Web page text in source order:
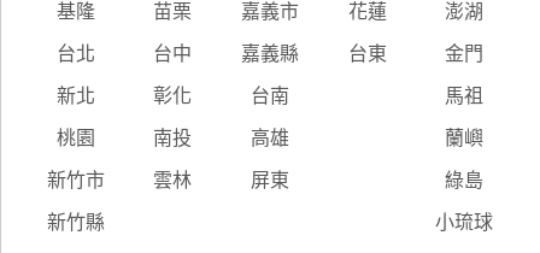
基隆 苗栗 嘉義市 花蓮 澎湖
台北 台中 嘉義縣 台東 金門
新北 彰化 台南 馬祖
桃園 南投 高雄 蘭嶼
新竹市 雲林 屏東 綠島
新竹縣 小琉球